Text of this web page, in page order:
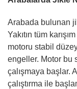
Arabada bulunan
Yakıtın tüm
motoru stabil
engeller. Motor bu
çalışmaya başlar.
çalıştırma ile